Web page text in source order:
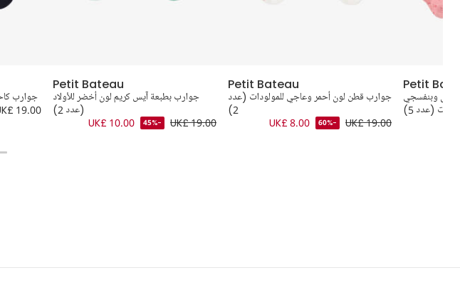
جوارب
19.00
Petit Bateau
جوارب بطبعة آيس كريم لون أخضر للأولاد
(عدد 2)
UK£ 19.00
-45%
UK£ 10.00
Petit Bateau
جوارب قطن لون أحمر وعاجي للمولودات (عدد
2)
UK£ 19.00
-60%
UK£ 8.00
Petit
وبنفسجي
للبنات (عدد 5)